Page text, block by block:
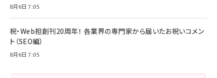
8月6日 7:05
祝・Web担創刊20周年！ 各業界の専門家から届いたお祝いコメン
ト（SEO編）
8月6日 7:05